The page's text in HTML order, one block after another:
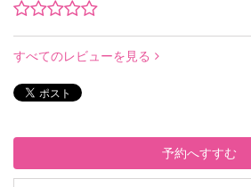
すべてのレビューを見る
予約へすすむ